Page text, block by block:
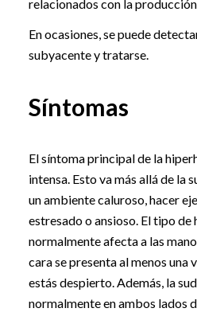
relacionados con la
En ocasiones, se puede
subyacente y tratarse.
Síntomas
El síntoma principal de la
intensa. Esto va más allá de la
un ambiente caluroso, hacer
estresado o ansioso. El tipo de
normalmente afecta a las
cara se presenta al menos una
estás despierto. Además, la
normalmente en ambos lados